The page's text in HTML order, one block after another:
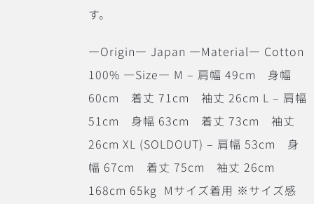
す。
―Origin― Japan ―Material― Cotton
100% ―Size― M – 肩幅 49cm 身幅
60cm 着丈 71cm 袖丈 26cm L – 肩幅
51cm 身幅 63cm 着丈 73cm 袖丈
26cm XL (SOLDOUT) – 肩幅 53cm 身
幅 67cm 着丈 75cm 袖丈 26cm
168cm 65kg Mサイズ着用 ※サイズ感